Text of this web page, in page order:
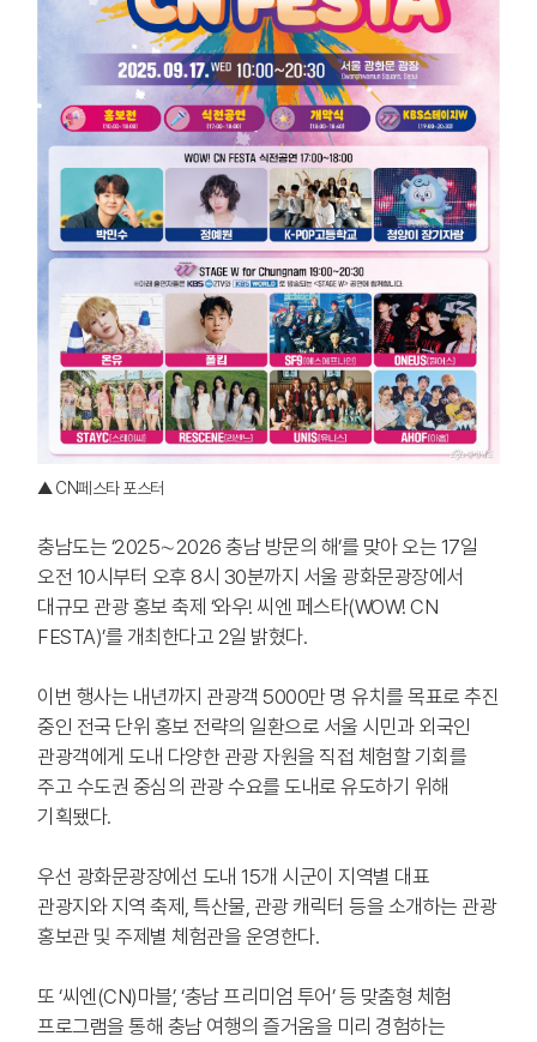
▲ CN페스타 포스터
충남도는 ‘2025∼2026 충남 방문의 해’를 맞아 오는 17일
오전 10시부터 오후 8시 30분까지 서울 광화문광장에서
대규모 관광 홍보 축제 ‘와우! 씨엔 페스타(WOW! CN
FESTA)’를 개최한다고 2일 밝혔다.
이번 행사는 내년까지 관광객 5000만 명 유치를 목표로 추진
중인 전국 단위 홍보 전략의 일환으로 서울 시민과 외국인
관광객에게 도내 다양한 관광 자원을 직접 체험할 기회를
주고 수도권 중심의 관광 수요를 도내로 유도하기 위해
기획됐다.
우선 광화문광장에선 도내 15개 시군이 지역별 대표
관광지와 지역 축제, 특산물, 관광 캐릭터 등을 소개하는 관광
홍보관 및 주제별 체험관을 운영한다.
또 ‘씨엔(CN)마블’, ‘충남 프리미엄 투어’ 등 맞춤형 체험
프로그램을 통해 충남 여행의 즐거움을 미리 경험하는